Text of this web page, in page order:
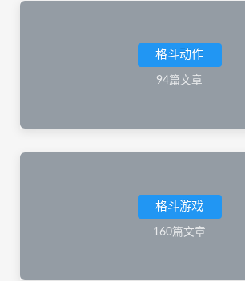
格斗动作
94篇文章
格斗游戏
160篇文章